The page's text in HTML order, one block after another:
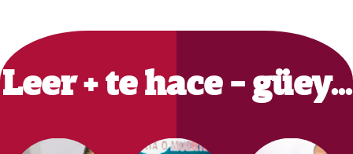
Primary
Sidebar
Leer + te hace - güey…